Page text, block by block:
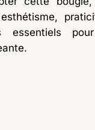
essentiels